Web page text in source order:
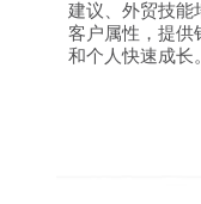
建议、外贸技能
客户属性，提供
和个人快速成长。